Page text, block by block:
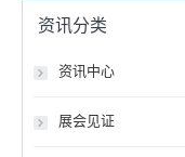
资讯分类
资讯中心
展会见证